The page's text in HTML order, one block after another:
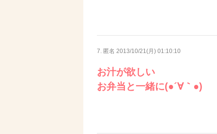
7. 匿名 2013/10/21(月) 01:10:10
お汁が欲しい
お弁当と一緒に(●´∀｀●)